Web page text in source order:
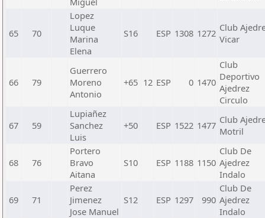
65 70
Lopez
Luque
Marina
Elena
S16 ESP 1308 1272 Club
Vicar
66 79
Guerrero
Moreno
Antonio
+65 12 ESP 0 1470
Club
Deportivo
Ajedrez
Circulo
67 59
Lupiañez
Sanchez
Luis
+50 ESP 1522 1477 Club
Motril
68 76
Portero
Bravo
Aitana
S10 ESP 1188 1150
Club De
Ajedrez
Indalo
69 71
Perez
Jimenez
Jose Manuel
S12 ESP 1297 990
Club De
Ajedrez
Indalo